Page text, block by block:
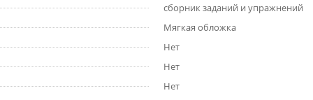
сборник заданий и упражнений
Мягкая обложка
Нет
Нет
Нет